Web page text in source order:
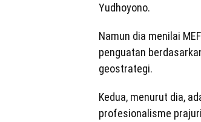
Yudhoyono.
Namun dia menilai
penguatan
geostrategi.
Kedua, menurut dia,
profesionalisme